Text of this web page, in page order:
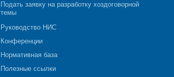
Подать заявку на разработку хоздоговорной
темы
Руководство НИС
Конференции
Нормативная база
Полезные ссылки